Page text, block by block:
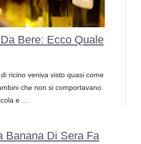
Bere: Ecco Quale
ricino veniva visto quasi come
che non si comportavano
e …
Banana Di Sera Fa